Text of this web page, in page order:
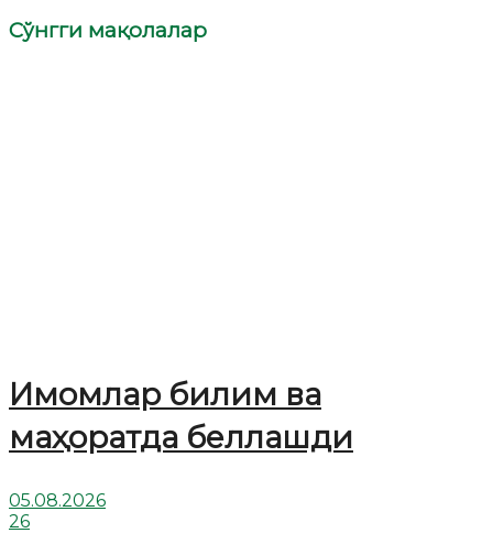
Сўнгги мақолалар
Имомлар билим ва
маҳоратда беллашди
05.08.2026
26